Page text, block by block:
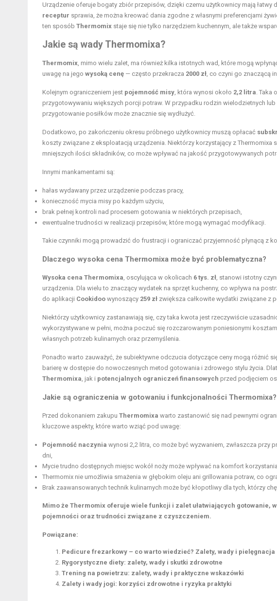
Urządzenie oferuje bogaty zbiór przepisów, dzięki czemu użytkownicy mają łatwy
receptur sprawia, że można kreować dania zgodne z własnymi preferencjami
ten sposób Thermomix staje się nie tylko narzędziem kuchennym, ale także
Jakie są wady Thermomixa?
Thermomix , mimo wielu zalet, ma również kilka istotnych wad, które mogą
uwagę na jego wysoką cenę — często przekracza 2000 zł , co czyni go znaczącą
Kolejnym ograniczeniem jest pojemność misy , która wynosi około 2,2 litra .
przygotowywaniu większych porcji potraw. W przypadku rodzin wielodzietnych
przygotowanie posiłków może znacznie się wydłużyć.
Dodatkowo, po zakończeniu okresu próbnego użytkownicy muszą opłacać
koszty związane z eksploatacją urządzenia. Niektórzy korzystający z Thermomixa
mniejszych ilości składników, co może wpływać na jakość przygotowywanych
Innymi mankamentami są:
hałas wydawany przez urządzenie podczas pracy,
konieczność mycia misy po każdym użyciu,
brak pełnej kontroli nad procesem gotowania w niektórych przepisach,
ewentualne trudności w realizacji przepisów, które mogą wymagać modyfikacji.
Takie czynniki mogą prowadzić do frustracji i ograniczać przyjemność płynącą z
Dlaczego wysoka cena Thermomixa może być problematyczna?
Wysoka cena Thermomixa , oscylująca w okolicach 6 tys. zł , stanowi istotny
urządzenia. Dla wielu to znaczący wydatek na sprzęt kuchenny, co wpływa na
do aplikacji Cookidoo wynoszący 259 zł zwiększa całkowite wydatki związane z
Niektórzy użytkownicy zastanawiają się, czy taka kwota jest rzeczywiście
wykorzystywane w pełni, można poczuć się rozczarowanym poniesionymi
własnych potrzeb kulinarnych oraz przemyślenia.
Ponadto warto zauważyć, że subiektywne odczucia dotyczące ceny mogą różnić
barierę w dostępie do nowoczesnych metod gotowania i zdrowego stylu życia.
Thermomixa , jak i potencjalnych ograniczeń finansowych przed podjęciem
Jakie są ograniczenia w gotowaniu i funkcjonalności Thermomixa?
Przed dokonaniem zakupu Thermomixa warto zastanowić się nad pewnymi
kluczowe aspekty, które warto wziąć pod uwagę:
Pojemność naczynia wynosi 2,2 litra, co może być wyzwaniem, zwłaszcza
dni,
Mycie trudno dostępnych miejsc wokół noży może wpływać na komfort
Thermomix nie umożliwia smażenia w głębokim oleju ani grillowania potraw, co
Brak zaawansowanych technik kulinarnych może być kłopotliwy dla tych, którzy
Mimo że Thermomix oferuje wiele funkcji i zalet ułatwiających gotowanie,
pojemności oraz trudności związane z czyszczeniem.
Powiązane:
Pedicure frezarkowy – co warto wiedzieć? Zalety, wady i pielęgnacja
Rygorystyczne diety: zalety, wady i skutki zdrowotne
Trening na powietrzu: zalety, wady i praktyczne wskazówki
Zalety i wady jogi: korzyści zdrowotne i ryzyka praktyki